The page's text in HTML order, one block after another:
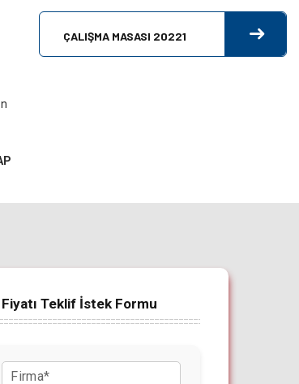
ÇALIŞMA MASASI 20221
Teklif İstek Formu